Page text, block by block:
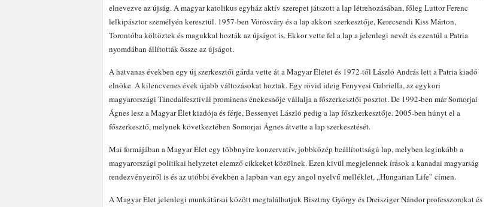
elnevezve az újság. A magyar katolikus egyház aktív szerepet játszott a lap létrehozásában, főleg Luttor Ferenc
lelkipásztor személyén keresztül. 1957-ben Vörösváry és a lap akkori szerkesztője, Kerecsendi Kiss Márton,
Torontóba költöztek és magukkal hozták az újságot is. Ekkor vette fel a lap a jelenlegi nevét és ezentúl a Patria
nyomdában állították össze az újságot.
A hatvanas években egy új szerkesztői gárda vette át a Magyar Életet és 1972-től László András lett a Patria kiadó
elnöke. A kilencvenes évek újabb változásokat hoztak. Egy rövid ideig Fenyvesi Gabriella, az egykori
magyarországi Táncdalfesztivál prominens énekesnője vállalja a főszerkesztői posztot. De 1992-ben már Somorjai
Ágnes lesz a Magyar Élet kiadója és férje, Bessenyei László pedig a lap főszkerkesztője. 2005-ben húnyt el a
főszerkesztő, melynek következtében Somorjai Ágnes átvette a lap szerkesztését.
Mai formájában a Magyar Élet egy többnyire konzervatív, jobbközép beállítottságú lap, melyben leginkább a
magyarországi politikai helyzetet elemző cikkeket közölnek. Ezen kivül megjelennek írások a kanadai magyarság
rendezvényeiről is és az utóbbi években a lapban van egy angol nyelvű melléklet, „Hungarian Life” címen.
A Magyar Élet jelenlegi munkátársai között megtalálhatjuk Bisztray György és Dreisziger Nándor professzorokat és